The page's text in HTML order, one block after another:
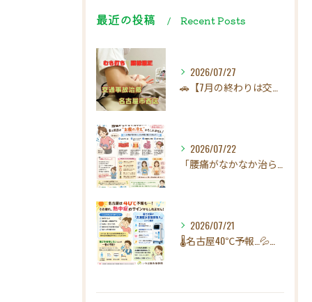
最近の投稿 Recent Posts
2026/07/27
2026/07/22
2026/07/21